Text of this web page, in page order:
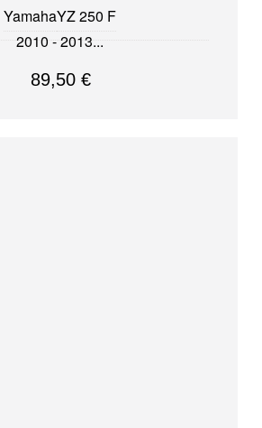
YamahaYZ 250 F
2010 - 2013
89,50 €